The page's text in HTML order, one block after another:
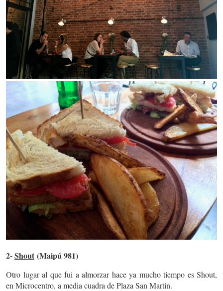
2-Shout (Maipú 981)
Otro lugar al que fui a almorzar hace ya mucho tiempo es Shout,
en Microcentro, a media cuadra de Plaza San Martin.